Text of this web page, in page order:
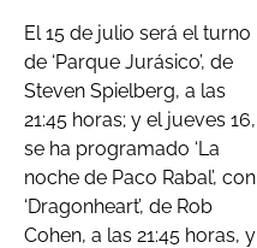
El 15 de julio será el turno
de ‘Parque Jurásico’, de
Steven Spielberg, a las
21:45 horas; y el jueves 16,
se ha programado ‘La
noche de Paco Rabal’, con
‘Dragonheart’, de Rob
Cohen, a las 21:45 horas, y